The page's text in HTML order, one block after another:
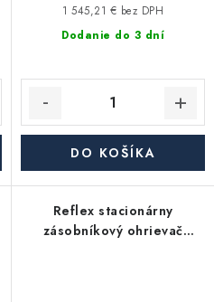
Dodanie do 3 dní
1 545,21 € bez DPH
DO KOŠÍKA
Reflex stacionárny
zásobníkový ohrievač